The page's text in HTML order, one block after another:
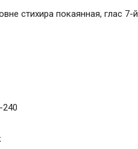
стихира покаянная, глас 7-й
240